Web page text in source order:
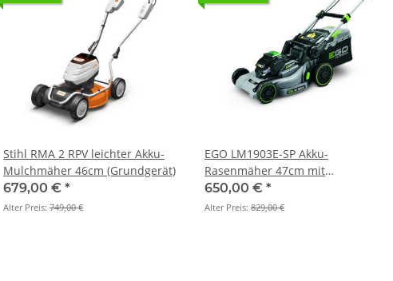
Stihl RMA 2 RPV leichter Akku-
Mulchmäher 46cm (Grundgerät)
679,00 € *
Alter Preis: 749,00 €
EGO LM1903E-SP Akku-
Rasenmäher 47cm mit
Radantrieb Set inkl. 5,0 Ah Akku
und Schnellladegerät
650,00 € *
Alter Preis: 829,00 €